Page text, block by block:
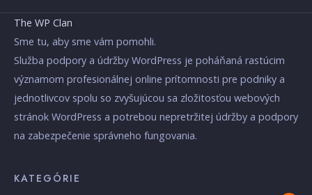
The WP Clan
Sme tu, aby sme vám pomohli.
Služba podpory a údržby WordPress je poháňaná rastúcim
významom profesionálnej online prítomnosti pre podniky a
jednotlivcov spolu so zvyšujúcou sa zložitosťou webových
stránok WordPress a potrebou nepretržitej údržby a podpory
na zabezpečenie správneho fungovania.
KATEGÓRIE